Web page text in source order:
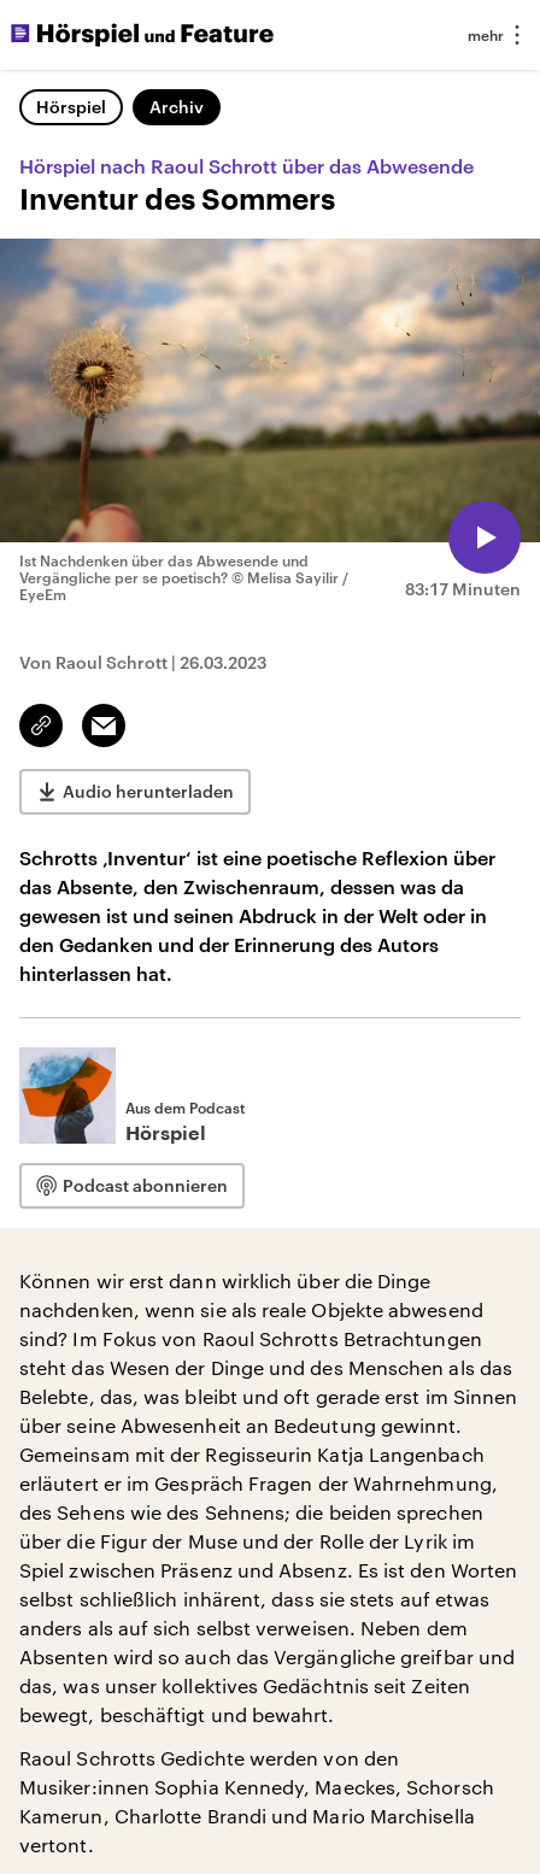
Hörspiel Archiv
Hörspiel nach Raoul Schrott über das Abwesende
Inventur des Sommers
83:17 Minuten
Ist Nachdenken über das Abwesende und
Vergängliche per se poetisch? © Melisa Sayilir /
EyeEm
Von Raoul Schrott | 26.03.2023
Link
kopieren/teilen
Email
Audio herunterladen
Schrotts ‚Inventur‘ ist eine poetische Reflexion über
das Absente, den Zwischenraum, dessen was da
gewesen ist und seinen Abdruck in der Welt oder in
den Gedanken und der Erinnerung des Autors
hinterlassen hat.
Aus dem Podcast
Hörspiel
Podcast abonnieren
Können wir erst dann wirklich über die Dinge
nachdenken, wenn sie als reale Objekte abwesend
sind? Im Fokus von Raoul Schrotts Betrachtungen
steht das Wesen der Dinge und des Menschen als das
Belebte, das, was bleibt und oft gerade erst im Sinnen
über seine Abwesenheit an Bedeutung gewinnt.
Gemeinsam mit der Regisseurin Katja Langenbach
erläutert er im Gespräch Fragen der Wahrnehmung,
des Sehens wie des Sehnens; die beiden sprechen
über die Figur der Muse und der Rolle der Lyrik im
Spiel zwischen Präsenz und Absenz. Es ist den Worten
selbst schließlich inhärent, dass sie stets auf etwas
anders als auf sich selbst verweisen. Neben dem
Absenten wird so auch das Vergängliche greifbar und
das, was unser kollektives Gedächtnis seit Zeiten
bewegt, beschäftigt und bewahrt.
Raoul Schrotts Gedichte werden von den
Musiker:innen Sophia Kennedy, Maeckes, Schorsch
Kamerun, Charlotte Brandi und Mario Marchisella
vertont.